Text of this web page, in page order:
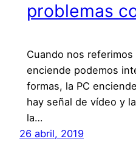
problemas
Cuando nos referimos
enciende podemos
formas, la PC
hay señal de vídeo y
la…
26 abril, 2019